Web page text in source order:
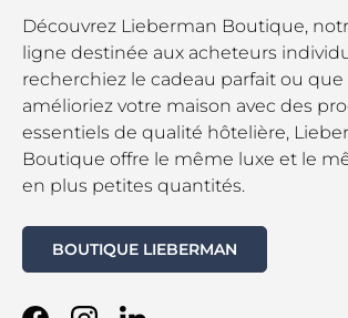
Découvrez Lieberman Boutique,
ligne destinée aux acheteurs
recherchiez le cadeau parfait ou que
amélioriez votre maison avec des
essentiels de qualité hôtelière,
Boutique offre le même luxe et le
en plus petites quantités.
BOUTIQUE LIEBERMAN